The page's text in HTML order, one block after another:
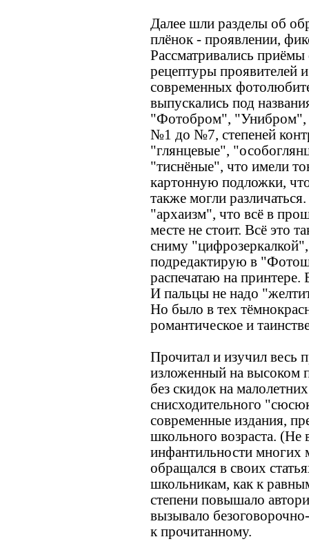
Далее шли разделы об
плёнок - проявлении,
Рассматривались
рецептуры проявителей
современных
выпускались под
"Фотобром", "Унибром",
№1 до №7, степеней
"глянцевые",
"тиснёные", что имели
картонную подложки,
также могли
"архаизм", что всё в
месте не стоит. Всё это
сниму
подредактирую в
распечатаю на принтере.
И пальцы не надо
Но было в тех
романтическое и
Прочитал и изучил весь
изложенный на высоком
без скидок на
снисходительного
современные издания,
школьного возраста. (Не
инфантильности
обращался в своих
школьникам, как к
степени повышало
вызывало
к прочитанному.